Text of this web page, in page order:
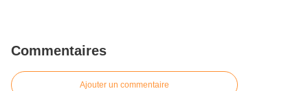
Commentaires
Ajouter un commentaire